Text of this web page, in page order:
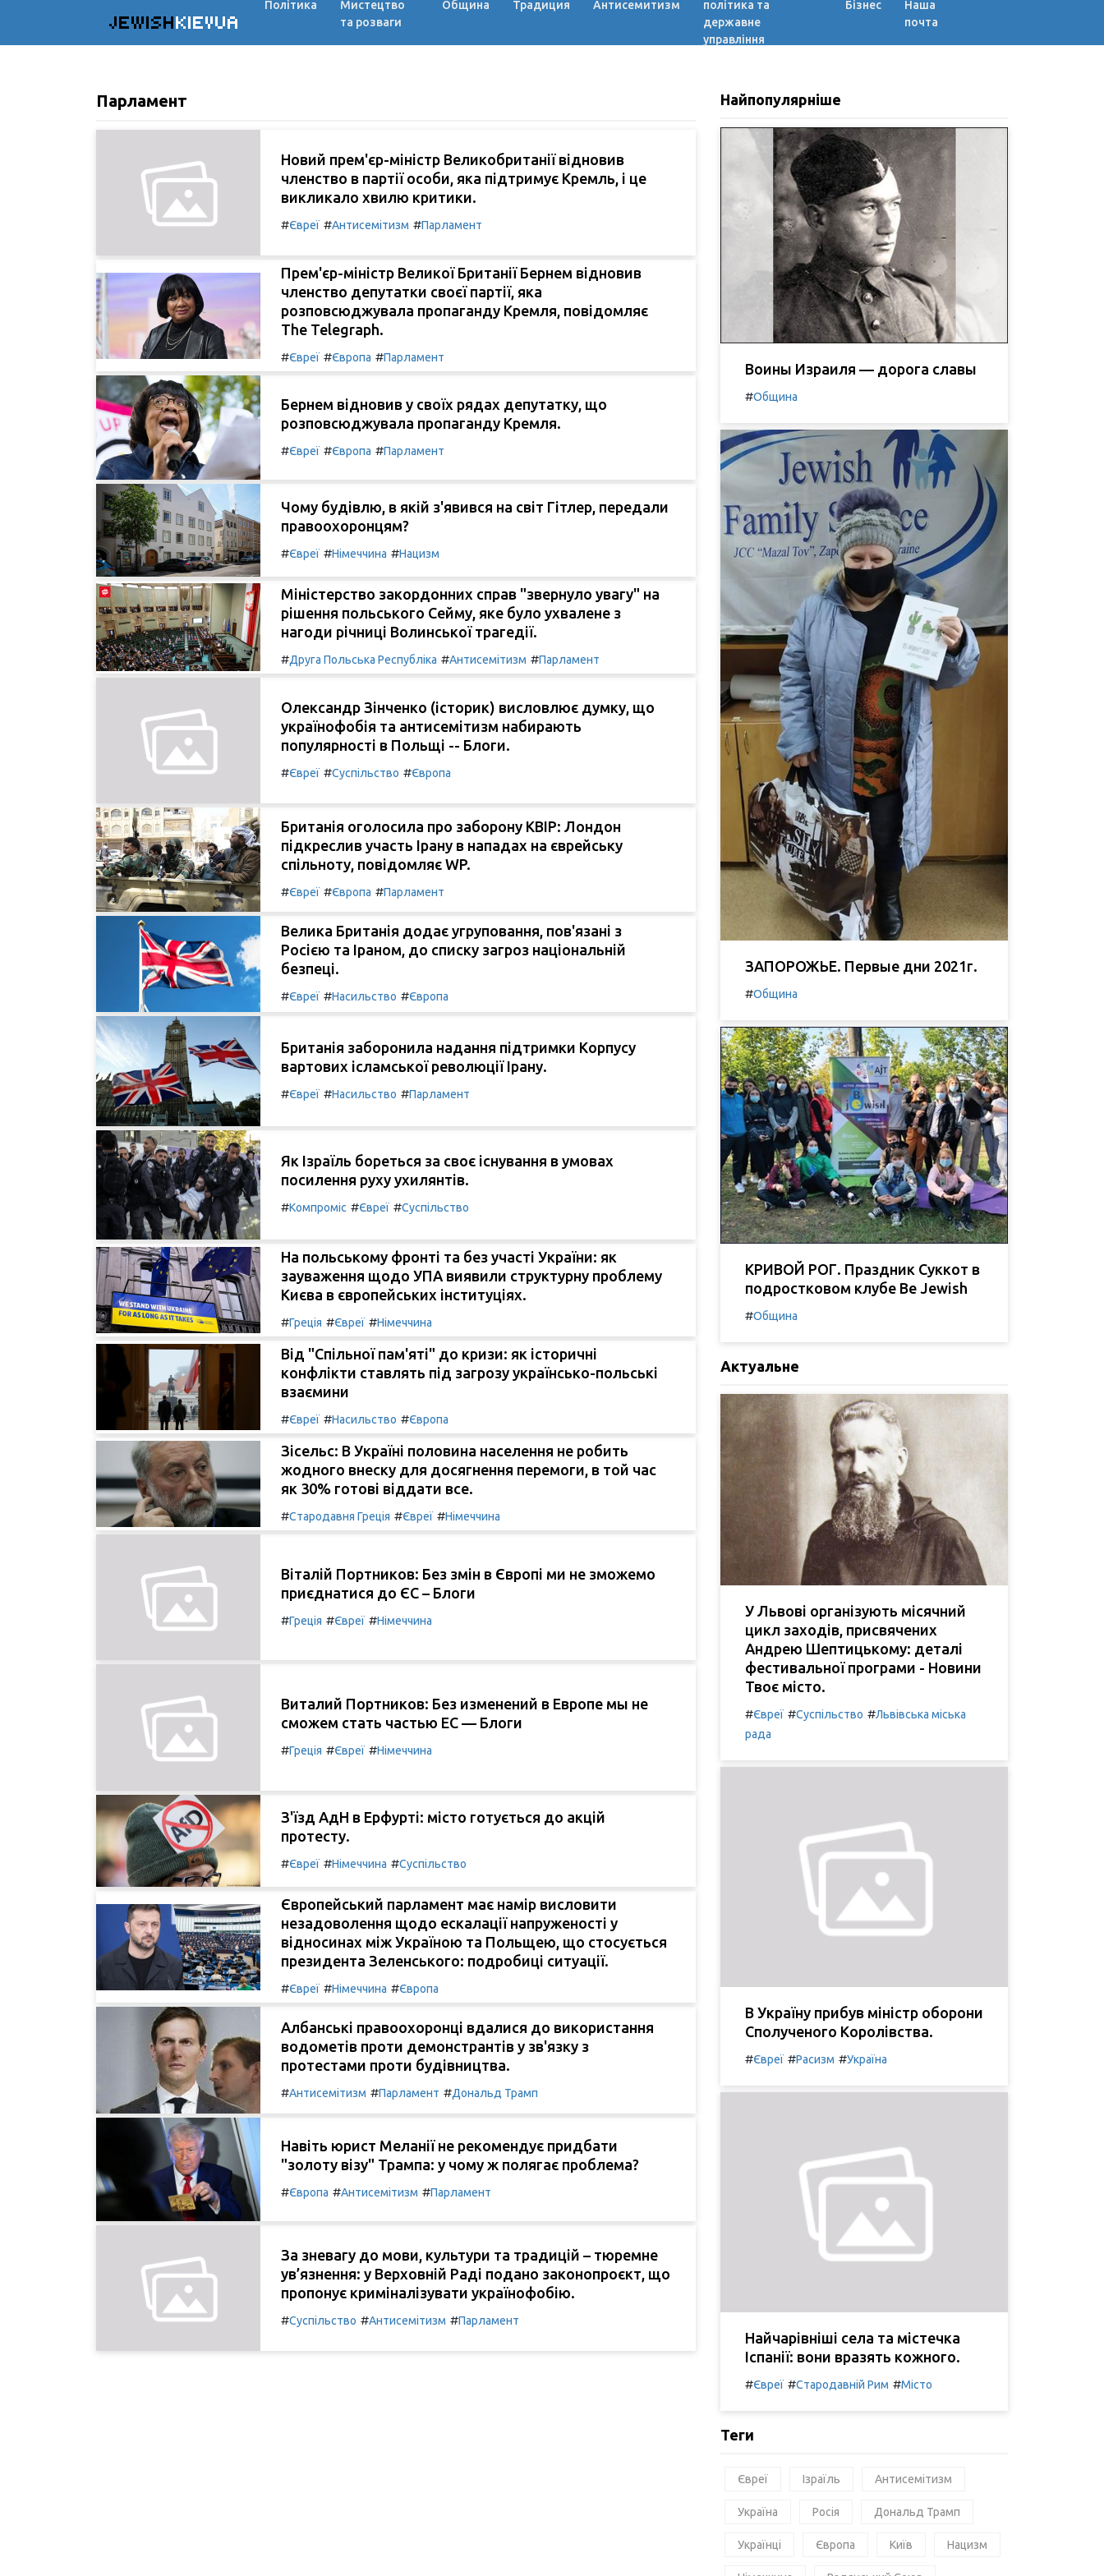
JEWISHKIEVUA
Політика
Мистецтво
та розваги
Община Традиция Антисемитизм
політика та
державне
управління
Бізнес
Наша
почта
Парламент
Новий прем'єр-міністр Великобританії відновив
членство в партії особи, яка підтримує Кремль, і це
викликало хвилю критики.
#Євреї #Антисемітизм #Парламент
Прем'єр-міністр Великої Британії Бернем відновив
членство депутатки своєї партії, яка
розповсюджувала пропаганду Кремля, повідомляє
The Telegraph.
#Євреї #Європа #Парламент
Бернем відновив у своїх рядах депутатку, що
розповсюджувала пропаганду Кремля.
#Євреї #Європа #Парламент
Чому будівлю, в якій з'явився на світ Гітлер, передали
правоохоронцям?
#Євреї #Німеччина #Нацизм
Міністерство закордонних справ "звернуло увагу" на
рішення польського Сейму, яке було ухвалене з
нагоди річниці Волинської трагедії.
#Друга Польська Республіка #Антисемітизм #Парламент
Олександр Зінченко (історик) висловлює думку, що
українофобія та антисемітизм набирають
популярності в Польщі -- Блоги.
#Євреї #Суспільство #Європа
Британія оголосила про заборону КВІР: Лондон
підкреслив участь Ірану в нападах на єврейську
спільноту, повідомляє WP.
#Євреї #Європа #Парламент
Велика Британія додає угруповання, пов'язані з
Росією та Іраном, до списку загроз національній
безпеці.
#Євреї #Насильство #Європа
Британія заборонила надання підтримки Корпусу
вартових ісламської революції Ірану.
#Євреї #Насильство #Парламент
Як Ізраїль бореться за своє існування в умовах
посилення руху ухилянтів.
#Компроміс #Євреї #Суспільство
На польському фронті та без участі України: як
зауваження щодо УПА виявили структурну проблему
Києва в європейських інституціях.
#Греція #Євреї #Німеччина
Від "Спільної пам'яті" до кризи: як історичні
конфлікти ставлять під загрозу українсько-польські
взаємини
#Євреї #Насильство #Європа
Зісельс: В Україні половина населення не робить
жодного внеску для досягнення перемоги, в той час
як 30% готові віддати все.
#Стародавня Греція #Євреї #Німеччина
Віталій Портников: Без змін в Європі ми не зможемо
приєднатися до ЄС – Блоги
#Греція #Євреї #Німеччина
Виталий Портников: Без изменений в Европе мы не
сможем стать частью ЕС — Блоги
#Греція #Євреї #Німеччина
З'їзд АдН в Ерфурті: місто готується до акцій
протесту.
#Євреї #Німеччина #Суспільство
Європейський парламент має намір висловити
незадоволення щодо ескалації напруженості у
відносинах між Україною та Польщею, що стосується
президента Зеленського: подробиці ситуації.
#Євреї #Німеччина #Європа
Албанські правоохоронці вдалися до використання
водометів проти демонстрантів у зв'язку з
протестами проти будівництва.
#Антисемітизм #Парламент #Дональд Трамп
Навіть юрист Меланії не рекомендує придбати
"золоту візу" Трампа: у чому ж полягає проблема?
#Європа #Антисемітизм #Парламент
За зневагу до мови, культури та традицій – тюремне
ув’язнення: у Верховній Раді подано законопроєкт, що
пропонує криміналізувати українофобію.
#Суспільство #Антисемітизм #Парламент
Найпопулярніше
Воины Израиля — дорога славы
#Община
ЗАПОРОЖЬЕ. Первые дни 2021г.
#Община
КРИВОЙ РОГ. Праздник Суккот в
подростковом клубе Be Jewish
#Община
Актуальне
У Львові організують місячний
цикл заходів, присвячених
Андрею Шептицькому: деталі
фестивальної програми - Новини
Твоє місто.
#Євреї #Суспільство #Львівська міська
рада
В Україну прибув міністр оборони
Сполученого Королівства.
#Євреї #Расизм #Україна
Найчарівніші села та містечка
Іспанії: вони вразять кожного.
#Євреї #Стародавній Рим #Місто
Теги
Євреї Ізраїль Антисемітизм
Україна Росія Дональд Трамп
Українці Європа Київ Нацизм